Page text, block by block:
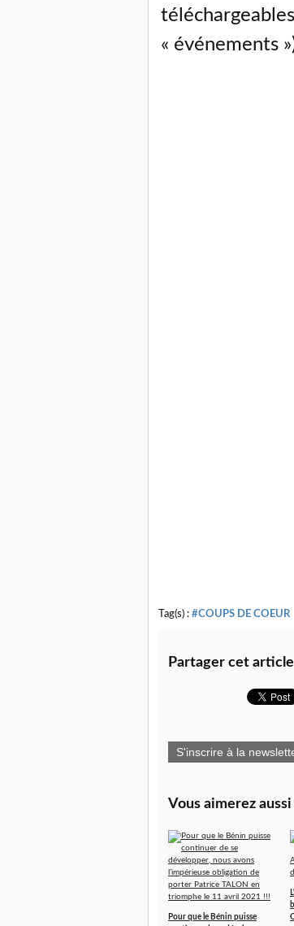
« événements
Tag(s) : #COUPS DE COEUR
Partager cet article
S'inscrire à la
Vous aimerez aussi
Pour que le Bénin puisse